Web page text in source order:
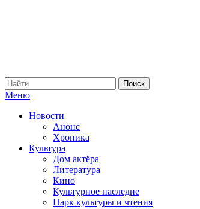
Меню
Новости
Анонс
Хроника
Культура
Дом актёра
Литература
Кино
Культурное наследие
Парк культуры и чтения